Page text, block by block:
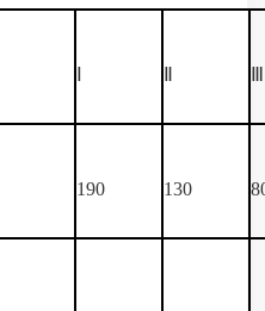
190 130